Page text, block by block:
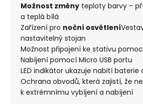
Možnost změny teploty barvy –
a teplá bílá
Zařízení pro noční osvětlení
nastavitelný stojan
Možnost připojení ke stativu
Nabíjení pomocí Micro USB portu
LED indikátor ukazuje nabití
Ochrana obvodů, která zajistí, že
k extrémnímu vybíjení a nabíjení